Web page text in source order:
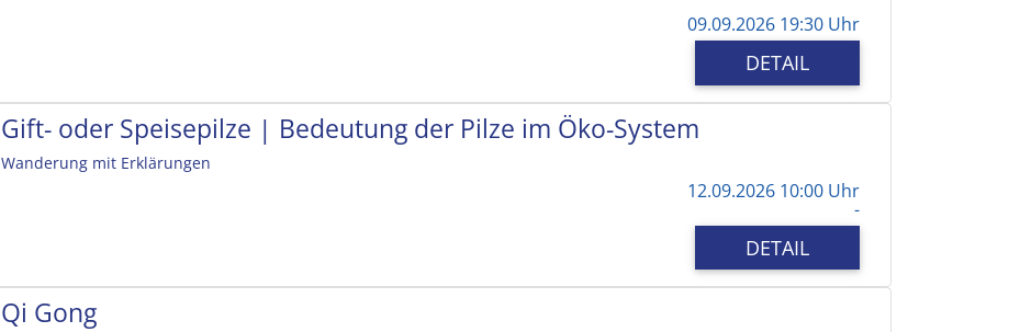
09.09.2026 19:30 Uhr
DETAIL
Gift- oder Speisepilze | Bedeutung der Pilze im Öko-System
Wanderung mit Erklärungen
12.09.2026 10:00 Uhr
-
DETAIL
Qi Gong